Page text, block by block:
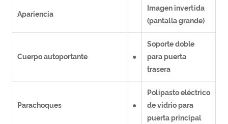
Apariencia
Imagen invertida
(pantalla grande)
Cuerpo autoportante ●
Soporte doble
para puerta
trasera
Parachoques ●
Polipasto eléctrico
de vidrio para
puerta principal